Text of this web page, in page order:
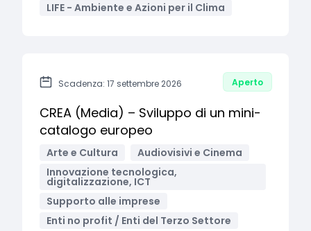
LIFE - Ambiente e Azioni per il Clima
Scadenza: 17 settembre 2026 Aperto
CREA (Media) – Sviluppo di un mini-
catalogo europeo
Arte e Cultura
Audiovisivi e Cinema
Innovazione tecnologica,
digitalizzazione, ICT
Supporto alle imprese
Enti no profit / Enti del Terzo Settore